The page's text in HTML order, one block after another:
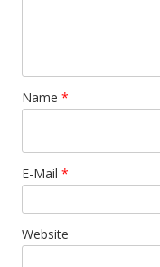
Name *
E-Mail *
Website